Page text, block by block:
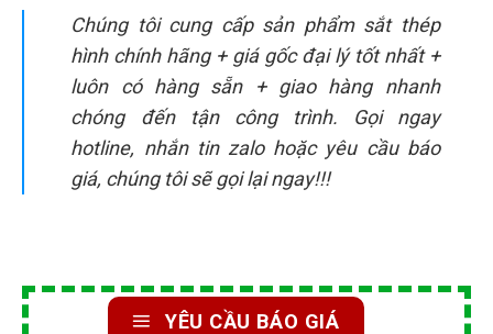
Chúng tôi cung cấp sản phẩm sắt thép
hình chính hãng + giá gốc đại lý tốt nhất +
luôn có hàng sẵn + giao hàng nhanh
chóng đến tận công trình. Gọi ngay
hotline, nhắn tin zalo hoặc yêu cầu báo
giá, chúng tôi sẽ gọi lại ngay!!!
YÊU CẦU BÁO GIÁ